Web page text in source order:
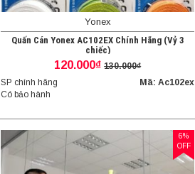
Yonex
Quấn Cán Yonex AC102EX Chính Hãng (Vỷ 3
chiếc)
120.000₫ 130.000₫
SP chính hãng
Có bảo hành
Mã: Ac102ex
6%
OFF